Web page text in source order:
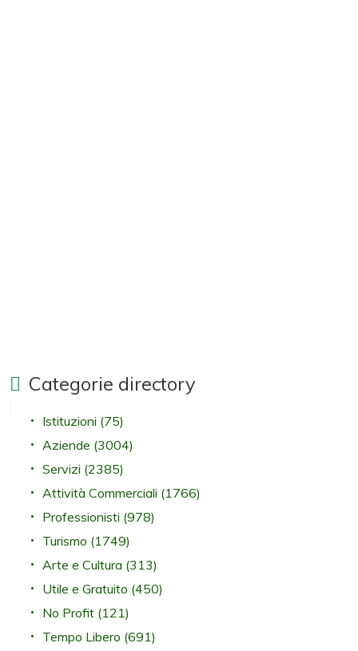
Categorie directory
Istituzioni (75)
Aziende (3004)
Servizi (2385)
Attività Commerciali (1766)
Professionisti (978)
Turismo (1749)
Arte e Cultura (313)
Utile e Gratuito (450)
No Profit (121)
Tempo Libero (691)